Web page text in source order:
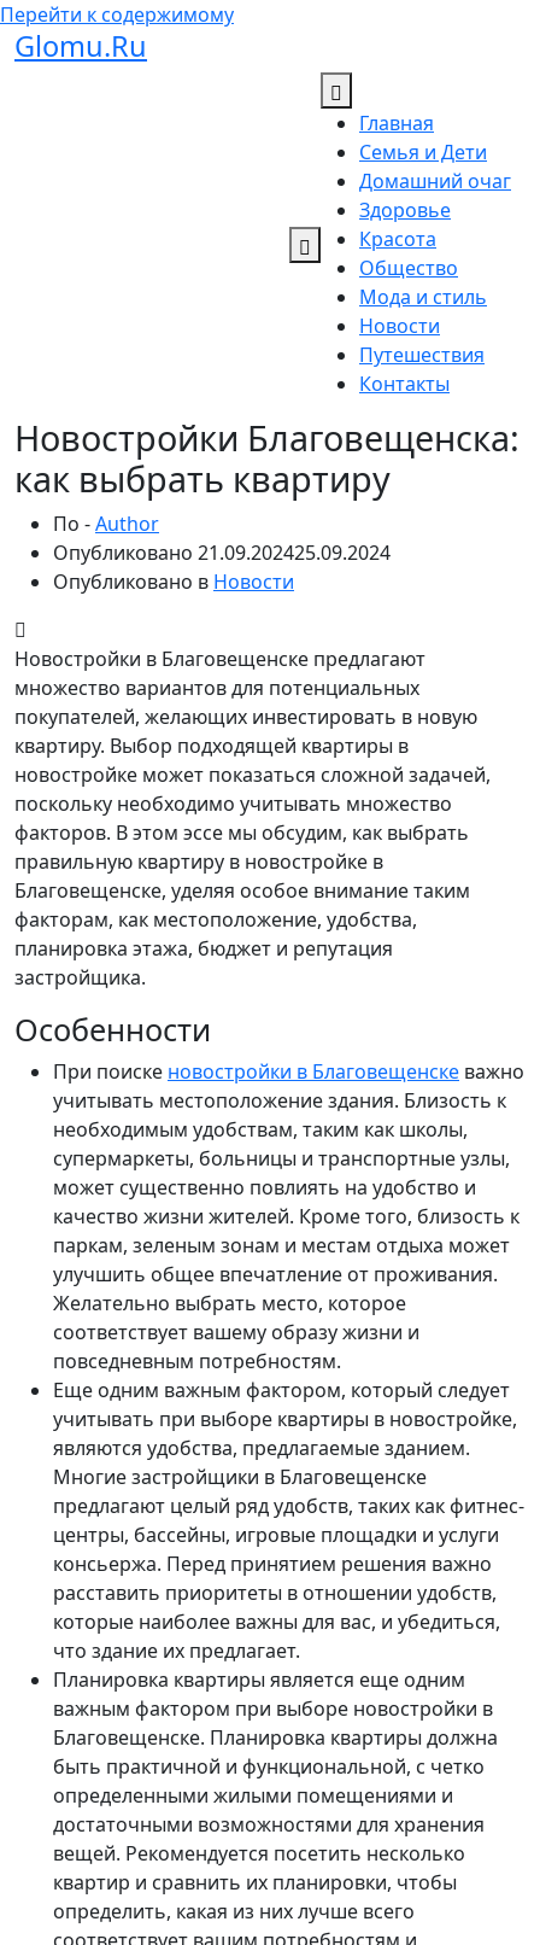
Перейти к содержимому
Glomu.Ru
Главная
Семья и Дети
Домашний очаг
Здоровье
Красота
Общество
Мода и стиль
Новости
Путешествия
Контакты
Новостройки Благовещенска:
как выбрать квартиру
По -Author
Опубликовано 21.09.202425.09.2024
Опубликовано в Новости
Новостройки в Благовещенске предлагают
множество вариантов для потенциальных
покупателей, желающих инвестировать в новую
квартиру. Выбор подходящей квартиры в
новостройке может показаться сложной задачей,
поскольку необходимо учитывать множество
факторов. В этом эссе мы обсудим, как выбрать
правильную квартиру в новостройке в
Благовещенске, уделяя особое внимание таким
факторам, как местоположение, удобства,
планировка этажа, бюджет и репутация
застройщика.
Особенности
При поиске новостройки в Благовещенске важно
учитывать местоположение здания. Близость к
необходимым удобствам, таким как школы,
супермаркеты, больницы и транспортные узлы,
может существенно повлиять на удобство и
качество жизни жителей. Кроме того, близость к
паркам, зеленым зонам и местам отдыха может
улучшить общее впечатление от проживания.
Желательно выбрать место, которое
соответствует вашему образу жизни и
повседневным потребностям.
Еще одним важным фактором, который следует
учитывать при выборе квартиры в новостройке,
являются удобства, предлагаемые зданием.
Многие застройщики в Благовещенске
предлагают целый ряд удобств, таких как фитнес-
центры, бассейны, игровые площадки и услуги
консьержа. Перед принятием решения важно
расставить приоритеты в отношении удобств,
которые наиболее важны для вас, и убедиться,
что здание их предлагает.
Планировка квартиры является еще одним
важным фактором при выборе новостройки в
Благовещенске. Планировка квартиры должна
быть практичной и функциональной, с четко
определенными жилыми помещениями и
достаточными возможностями для хранения
вещей. Рекомендуется посетить несколько
квартир и сравнить их планировки, чтобы
определить, какая из них лучше всего